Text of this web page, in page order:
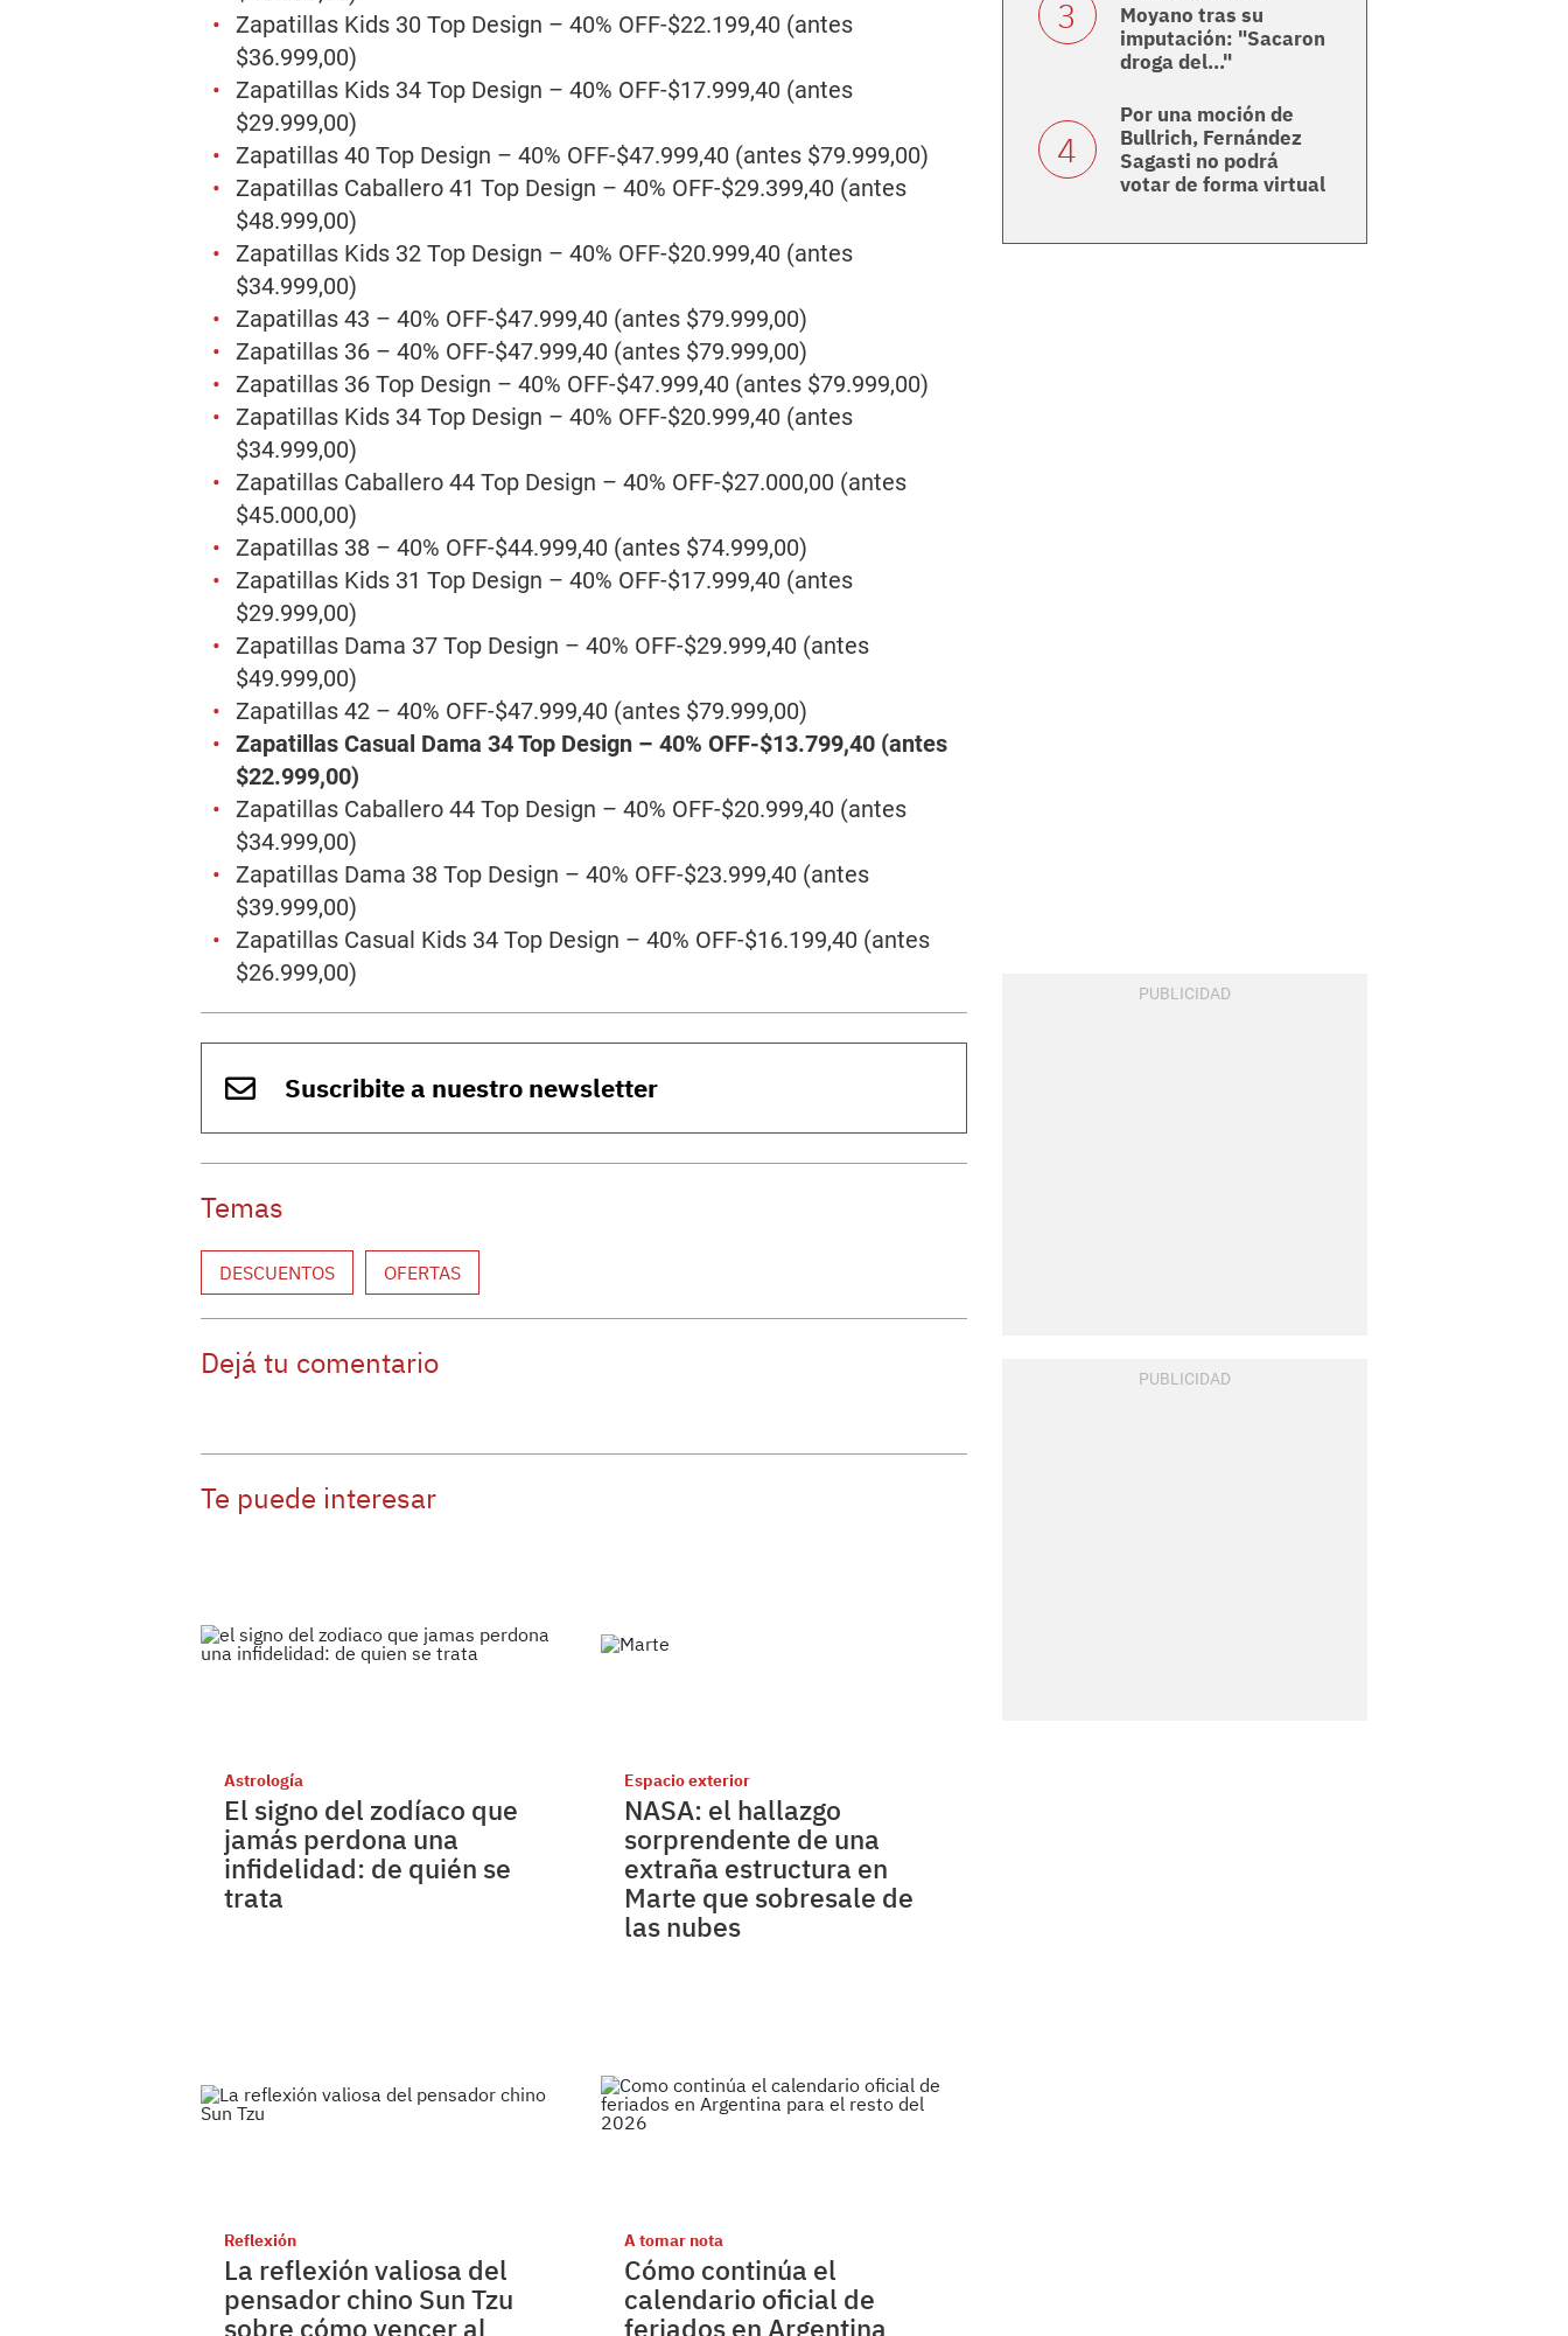
Zapatillas Kids 30 Top Design – 40% OFF-$22.199,40 (antes
$36.999,00)
Zapatillas Kids 34 Top Design – 40% OFF-$17.999,40 (antes
$29.999,00)
Zapatillas 40 Top Design – 40% OFF-$47.999,40 (antes $79.999,00)
Zapatillas Caballero 41 Top Design – 40% OFF-$29.399,40 (antes
$48.999,00)
Zapatillas Kids 32 Top Design – 40% OFF-$20.999,40 (antes
$34.999,00)
Zapatillas 43 – 40% OFF-$47.999,40 (antes $79.999,00)
Zapatillas 36 – 40% OFF-$47.999,40 (antes $79.999,00)
Zapatillas 36 Top Design – 40% OFF-$47.999,40 (antes $79.999,00)
Zapatillas Kids 34 Top Design – 40% OFF-$20.999,40 (antes
$34.999,00)
Zapatillas Caballero 44 Top Design – 40% OFF-$27.000,00 (antes
$45.000,00)
Zapatillas 38 – 40% OFF-$44.999,40 (antes $74.999,00)
Zapatillas Kids 31 Top Design – 40% OFF-$17.999,40 (antes
$29.999,00)
Zapatillas Dama 37 Top Design – 40% OFF-$29.999,40 (antes
$49.999,00)
Zapatillas 42 – 40% OFF-$47.999,40 (antes $79.999,00)
Zapatillas Casual Dama 34 Top Design – 40% OFF-$13.799,40 (antes
$22.999,00)
Zapatillas Caballero 44 Top Design – 40% OFF-$20.999,40 (antes
$34.999,00)
Zapatillas Dama 38 Top Design – 40% OFF-$23.999,40 (antes
$39.999,00)
Zapatillas Casual Kids 34 Top Design – 40% OFF-$16.199,40 (antes
$26.999,00)
Suscribite a nuestro newsletter
Temas
DESCUENTOS OFERTAS
Dejá tu comentario
Te puede interesar
Astrología
El signo del zodíaco que
jamás perdona una
infidelidad: de quién se
trata
Espacio exterior
NASA: el hallazgo
sorprendente de una
extraña estructura en
Marte que sobresale de
las nubes
Reflexión
La reflexión valiosa del
pensador chino Sun Tzu
sobre cómo vencer al
A tomar nota
Cómo continúa el
calendario oficial de
feriados en Argentina
Moyano tras su
imputación: "Sacaron
droga del..."
Por una moción de
Bullrich, Fernández
Sagasti no podrá
votar de forma virtual